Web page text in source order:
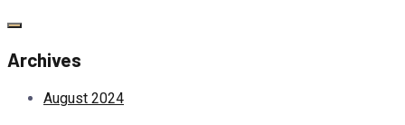
Archives
August 2024